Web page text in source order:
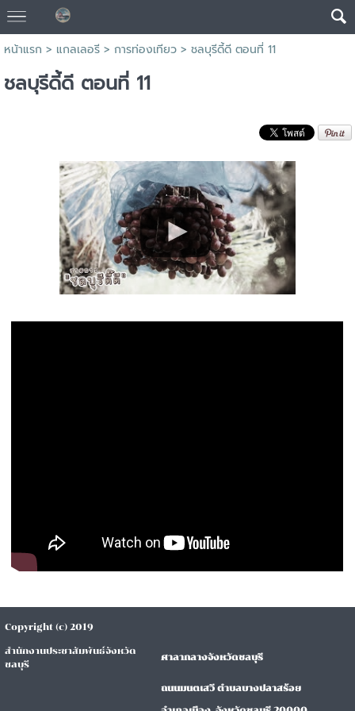
หน้าแรก > แกลเลอรี> การท่องเทียว> ชลบุรีดี้ดี ตอนที่ 11
ชลบุรีดี้ดี ตอนที่ 11
Copyright (c) 2019
สำนักงานประชาสัมพันธ์จังหวัด
ชลบุรี
ศาลากลางจังหวัดชลบุรี
ถนนมนตเสวี ตำบลบางปลาสร้อย